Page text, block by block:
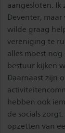
aangesloten.
Deventer, maar
wilde graag
vereniging te
alles moest
bestuur kijken
Daarnaast zijn
hebben ook
de socials
opzetten van